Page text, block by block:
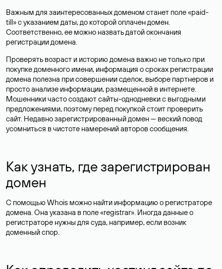
Важным для заинтересованных доменом станет поле «paid-
till» с указанием даты, до которой оплачен домен.
Соответственно, ее можно назвать датой окончания
регистрации домена.
Проверять возраст и историю домена важно не только при
покупке доменного имени, информация о сроках регистрации
домена полезна при совершении сделок, выборе партнеров и
просто анализе информации, размещенной в интернете.
Мошенники часто создают сайты-однодневки с выгодными
предложениями, поэтому перед покупкой стоит проверить
сайт. Недавно зарегистрированный домен — веский повод
усомниться в чистоте намерений авторов сообщения.
Как узнать, где зарегистрирован
домен
С помощью Whois можно найти информацию о регистраторе
домена. Она указана в поле «registrar». Иногда данные о
регистраторе нужны для суда, например, если возник
доменный спор.